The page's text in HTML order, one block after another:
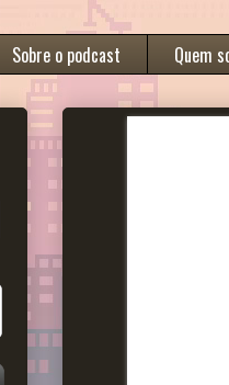
Sobre o podcast Quem